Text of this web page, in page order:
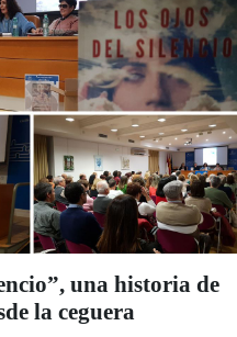
una historia de
la ceguera